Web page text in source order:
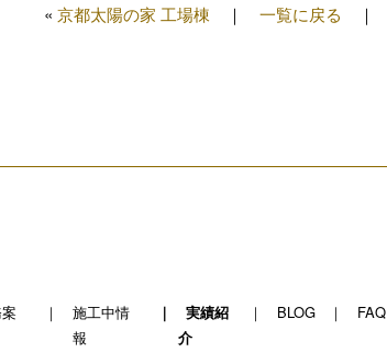
« 京都太陽の家 工場棟 一覧に戻る
施工中情
報
実績紹
介
BLOG FAQ